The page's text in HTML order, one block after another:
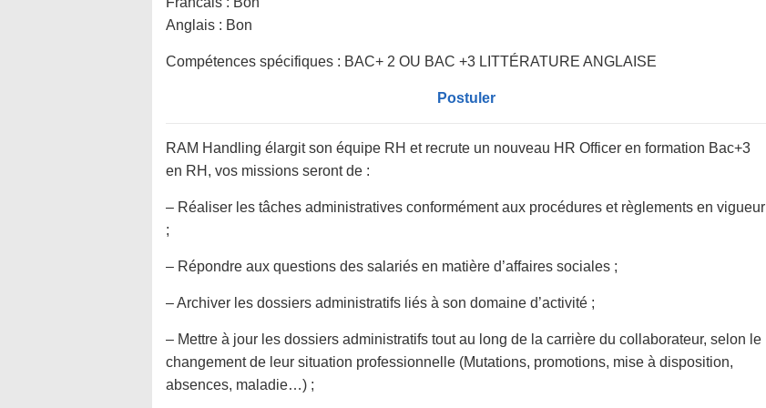
Anglais : Bon
Compétences spécifiques : BAC+ 2 OU BAC +3 LITTÉRATURE ANGLAISE
Postuler
RAM Handling élargit son équipe RH et recrute un nouveau HR Officer en formation Bac+3
en RH, vos missions seront de :
– Réaliser les tâches administratives conformément aux procédures et règlements en vigueur
;
– Répondre aux questions des salariés en matière d’affaires sociales ;
– Archiver les dossiers administratifs liés à son domaine d’activité ;
– Mettre à jour les dossiers administratifs tout au long de la carrière du collaborateur, selon le
changement de leur situation professionnelle (Mutations, promotions, mise à disposition,
absences, maladie…) ;